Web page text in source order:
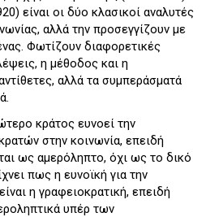
είναι οι δύο κλασικοί αναλυτές
αλλά την προσεγγίζουν με
Φωτίζουν διαφορετικές
η μέθοδος και η
αλλά τα συμπεράσματά
κράτος ευνοεί την
στην κοινωνία, επειδή
ως αμερόληπτο, όχι ως το δικό
πως η ευνοϊκή για την
η γραφειοκρατική, επειδή
υπέρ των